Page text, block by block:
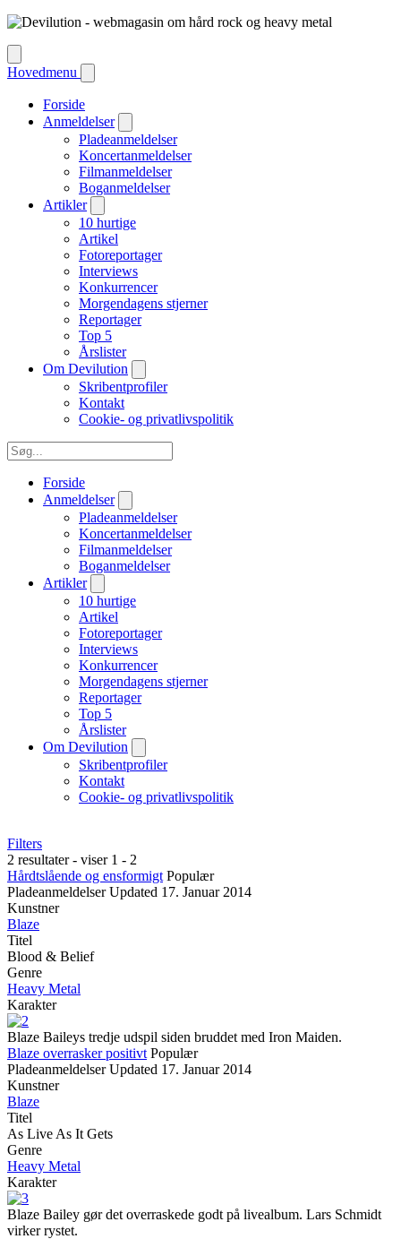
Hovedmenu
Forside
Anmeldelser
Pladeanmeldelser
Koncertanmeldelser
Filmanmeldelser
Boganmeldelser
Artikler
10 hurtige
Artikel
Fotoreportager
Interviews
Konkurrencer
Morgendagens stjerner
Reportager
Top 5
Årslister
Om Devilution
Skribentprofiler
Kontakt
Cookie- og privatlivspolitik
Forside
Anmeldelser
Pladeanmeldelser
Koncertanmeldelser
Filmanmeldelser
Boganmeldelser
Artikler
10 hurtige
Artikel
Fotoreportager
Interviews
Konkurrencer
Morgendagens stjerner
Reportager
Top 5
Årslister
Om Devilution
Skribentprofiler
Kontakt
Cookie- og privatlivspolitik
Filters
2 resultater - viser 1 - 2
Hårdtslående og ensformigt Populær
Pladeanmeldelser Updated 17. Januar 2014
Kunstner
Blaze
Titel
Blood & Belief
Genre
Heavy Metal
Karakter
Blaze Baileys tredje udspil siden bruddet med Iron Maiden.
Blaze overrasker positivt Populær
Pladeanmeldelser Updated 17. Januar 2014
Kunstner
Blaze
Titel
As Live As It Gets
Genre
Heavy Metal
Karakter
Blaze Bailey gør det overraskede godt på livealbum. Lars Schmidt
virker rystet.